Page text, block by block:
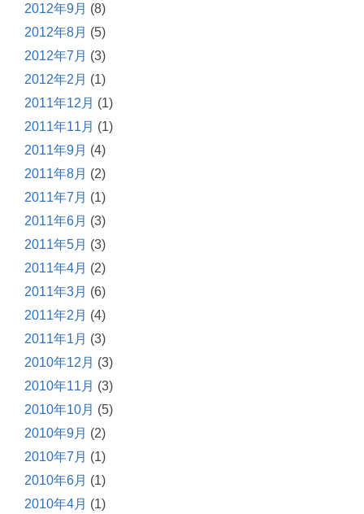
2012年9月 (8)
2012年8月 (5)
2012年7月 (3)
2012年2月 (1)
2011年12月 (1)
2011年11月 (1)
2011年9月 (4)
2011年8月 (2)
2011年7月 (1)
2011年6月 (3)
2011年5月 (3)
2011年4月 (2)
2011年3月 (6)
2011年2月 (4)
2011年1月 (3)
2010年12月 (3)
2010年11月 (3)
2010年10月 (5)
2010年9月 (2)
2010年7月 (1)
2010年6月 (1)
2010年4月 (1)